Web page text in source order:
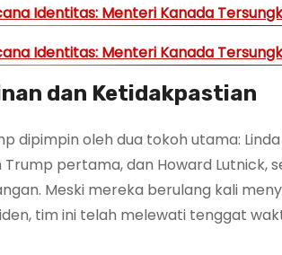
Identitas: Menteri Kanada
Identitas: Menteri Kanada
dan Ketidakpastian
dipimpin oleh dua tokoh utama:
pertama, dan Howard Lutnick,
Meski mereka berulang kali
tim ini telah melewati tenggat